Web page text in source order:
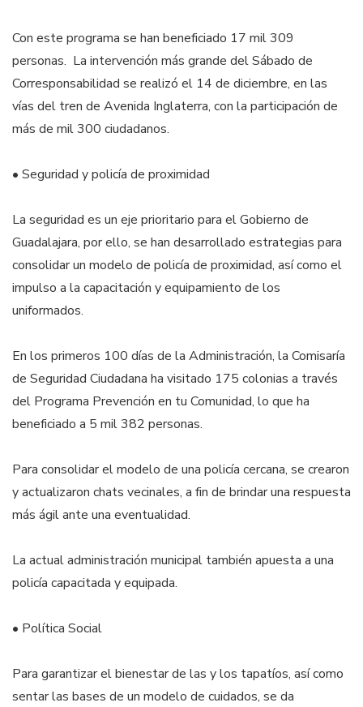
Con este programa se han beneficiado 17 mil 309
personas. La intervención más grande del Sábado de
Corresponsabilidad se realizó el 14 de diciembre, en las
vías del tren de Avenida Inglaterra, con la participación de
más de mil 300 ciudadanos.
• Seguridad y policía de proximidad
La seguridad es un eje prioritario para el Gobierno de
Guadalajara, por ello, se han desarrollado estrategias para
consolidar un modelo de policía de proximidad, así como el
impulso a la capacitación y equipamiento de los
uniformados.
En los primeros 100 días de la Administración, la Comisaría
de Seguridad Ciudadana ha visitado 175 colonias a través
del Programa Prevención en tu Comunidad, lo que ha
beneficiado a 5 mil 382 personas.
Para consolidar el modelo de una policía cercana, se crearon
y actualizaron chats vecinales, a fin de brindar una respuesta
más ágil ante una eventualidad.
La actual administración municipal también apuesta a una
policía capacitada y equipada.
• Política Social
Para garantizar el bienestar de las y los tapatíos, así como
sentar las bases de un modelo de cuidados, se da